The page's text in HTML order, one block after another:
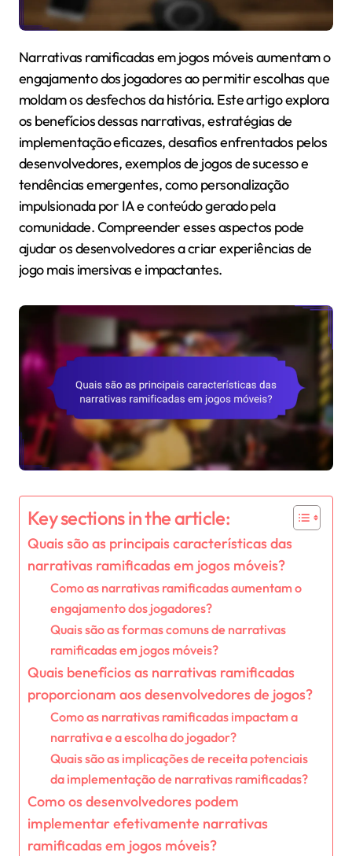
Narrativas ramificadas em jogos móveis aumentam o
engajamento dos jogadores ao permitir escolhas que
moldam os desfechos da história. Este artigo explora
os benefícios dessas narrativas, estratégias de
implementação eficazes, desafios enfrentados pelos
desenvolvedores, exemplos de jogos de sucesso e
tendências emergentes, como personalização
impulsionada por IA e conteúdo gerado pela
comunidade. Compreender esses aspectos pode
ajudar os desenvolvedores a criar experiências de
jogo mais imersivas e impactantes.
Key sections in the article:
Quais são as principais características das
narrativas ramificadas em jogos móveis?
Como as narrativas ramificadas aumentam o
engajamento dos jogadores?
Quais são as formas comuns de narrativas
ramificadas em jogos móveis?
Quais benefícios as narrativas ramificadas
proporcionam aos desenvolvedores de jogos?
Como as narrativas ramificadas impactam a
narrativa e a escolha do jogador?
Quais são as implicações de receita potenciais
da implementação de narrativas ramificadas?
Como os desenvolvedores podem
implementar efetivamente narrativas
ramificadas em jogos móveis?